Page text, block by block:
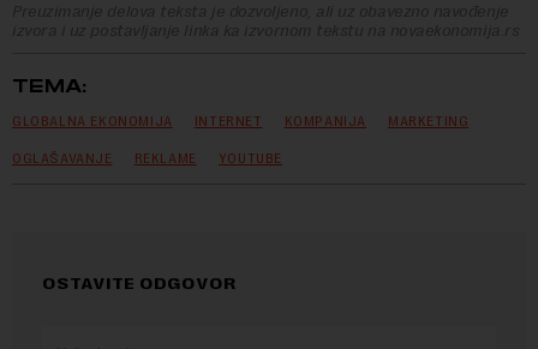
Preuzimanje delova teksta je dozvoljeno, ali uz obavezno navođenje
izvora i uz postavljanje linka ka izvornom tekstu na novaekonomija.rs
TEMA:
GLOBALNA EKONOMIJA INTERNET KOMPANIJA MARKETING
OGLAŠAVANJE REKLAME YOUTUBE
OSTAVITE ODGOVOR